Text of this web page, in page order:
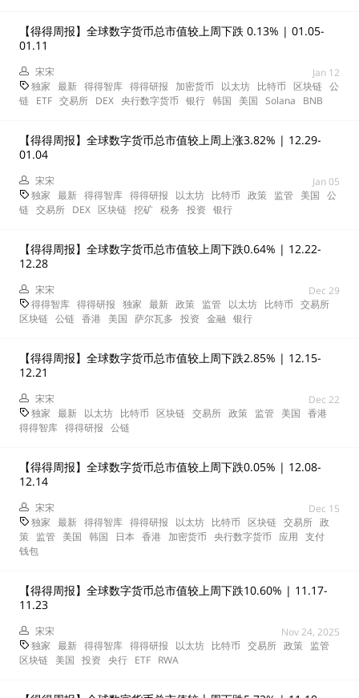
【得得周报】全球数字货币总市值较上周下跌 0.13% | 01.05-
01.11
宋宋
Jan 12
独家 最新 得得智库 得得研报 加密货币 以太坊 比特币 区块链 公
链 ETF 交易所 DEX 央行数字货币 银行 韩国 美国 Solana BNB
【得得周报】全球数字货币总市值较上周上涨3.82% | 12.29-
01.04
宋宋
Jan 05
独家 最新 得得智库 得得研报 以太坊 比特币 政策 监管 美国 公
链 交易所 DEX 区块链 挖矿 税务 投资 银行
【得得周报】全球数字货币总市值较上周下跌0.64% | 12.22-
12.28
宋宋
Dec 29
得得智库 得得研报 独家 最新 政策 监管 以太坊 比特币 交易所
区块链 公链 香港 美国 萨尔瓦多 投资 金融 银行
【得得周报】全球数字货币总市值较上周下跌2.85% | 12.15-
12.21
宋宋
Dec 22
独家 最新 以太坊 比特币 区块链 交易所 政策 监管 美国 香港
得得智库 得得研报 公链
【得得周报】全球数字货币总市值较上周下跌0.05% | 12.08-
12.14
宋宋
Dec 15
独家 最新 得得智库 得得研报 以太坊 比特币 区块链 交易所 政
策 监管 美国 韩国 日本 香港 加密货币 央行数字货币 应用 支付
钱包
【得得周报】全球数字货币总市值较上周下跌10.60% | 11.17-
11.23
宋宋
Nov 24, 2025
独家 最新 得得智库 得得研报 以太坊 比特币 交易所 政策 监管
区块链 美国 投资 央行 ETF RWA